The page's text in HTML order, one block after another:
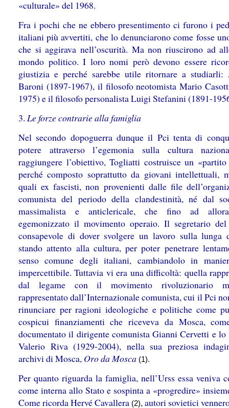
«culturale» del 1968.
Fra i pochi che ne ebbero presentimento ci furono i
italiani più avvertiti, che lo denunciarono come fosse
che si aggirava nell’oscurità. Ma non riuscirono ad
mondo politico. I loro nomi però devono essere
giustizia e perché sarebbe utile ritornare a studiarli:
Baroni (1897-1967), il filosofo neotomista Mario
1975) e il filosofo personalista Luigi Stefanini (1891-
3. Le forze contrarie alla famiglia
Nel secondo dopoguerra dunque il Pci tenta di
potere attraverso l’egemonia sulla cultura
raggiungere l’obiettivo, Togliatti costruisce un «partito
perché composto soprattutto da giovani intellettuali,
quali ex fascisti, non provenienti dalle file
comunista del periodo della clandestinità, né dal
massimalista e anticlericale, che fino ad
egemonizzato il movimento operaio. Il segretario
consapevole di dover svolgere un lavoro sulla lunga
stando attento alla cultura, per poter penetrare
senso comune degli italiani, cambiandolo in
impercettibile. Tuttavia vi era una difficoltà: quella
dal legame con il movimento rivoluzionario
rappresentato dall’Internazionale comunista, cui il Pci
rinunciare per ragioni ideologiche e politiche come
cospicui finanziamenti che riceveva da Mosca,
documentato il dirigente comunista Gianni Cervetti e lo
Valerio Riva (1929-2004), nella sua preziosa
archivi di Mosca, Oro da Mosca (1).
Per quanto riguarda la famiglia, nell’Urss essa veniva
come interna allo Stato e sospinta a «progredire»
Come ricorda Hervé Cavallera (2), autori sovietici